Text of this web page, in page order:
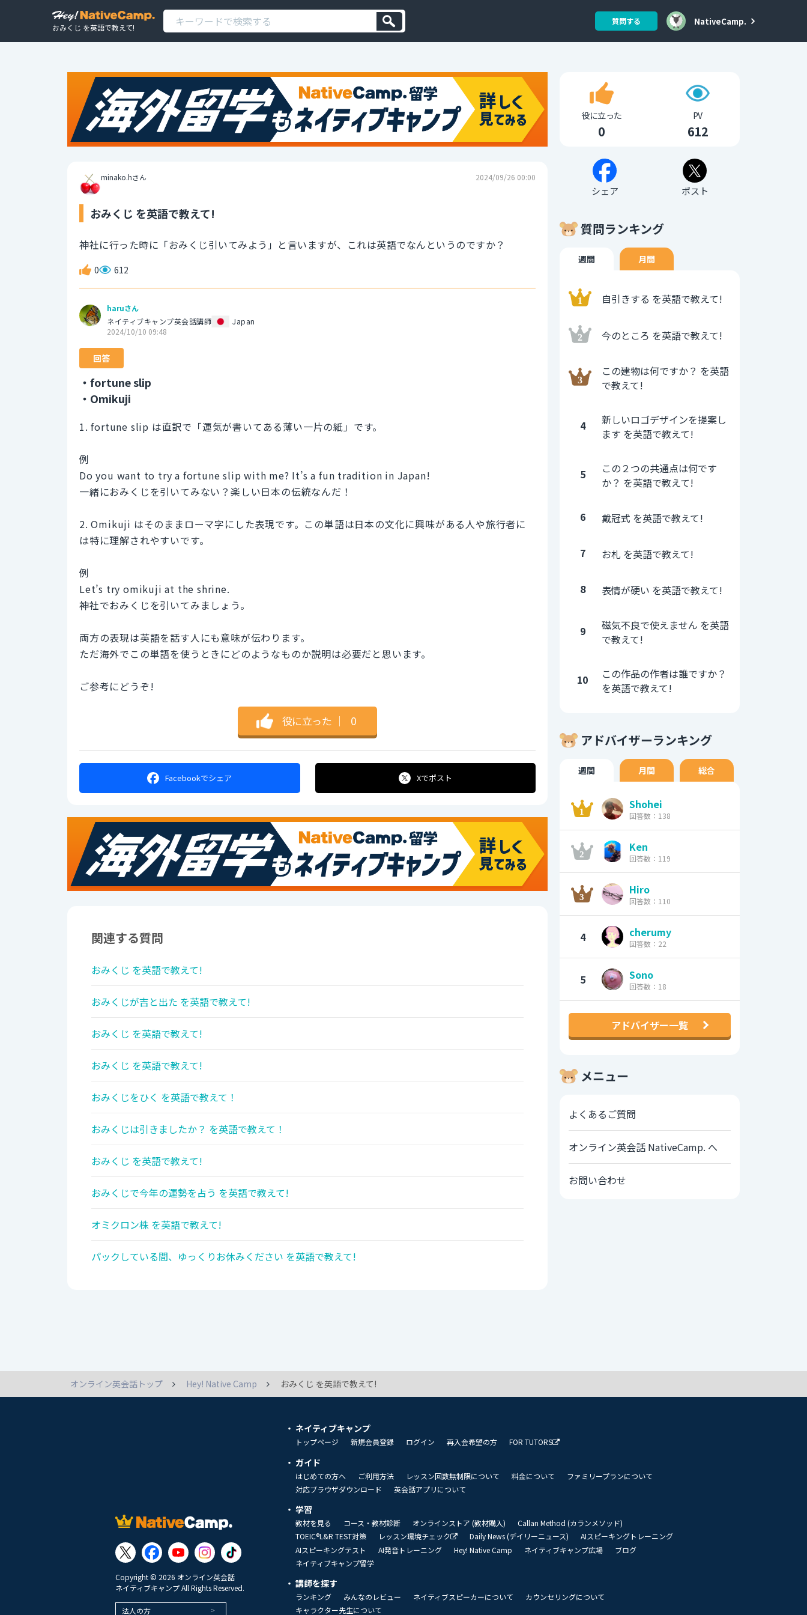
おみくじ を英語で教えて!
質問する NativeCamp.
minako.hさん 2024/09/26 00:00
おみくじ を英語で教えて!
神社に行った時に「おみくじ引いてみよう」と言いますが、これは英語でなんというのですか？
0 612
haruさん
ネイティブキャンプ英会話講師
Japan
2024/10/10 09:48
回答
・fortune slip
・Omikuji
1. fortune slip は直訳で「運気が書いてある薄い一片の紙」です。
例
Do you want to try a fortune slip with me? It’s a fun tradition in Japan!
一緒におみくじを引いてみない？楽しい日本の伝統なんだ！
2. Omikuji はそのままローマ字にした表現です。この単語は日本の文化に興味がある人や旅行者に
は特に理解されやすいです。
例
Let’s try omikuji at the shrine.
神社でおみくじを引いてみましょう。
両方の表現は英語を話す人にも意味が伝わります。
ただ海外でこの単語を使うときにどのようなものか説明は必要だと思います。
ご参考にどうぞ!
役に立った ｜ 0
Facebookでシェア Xでポスト
関連する質問
おみくじ を英語で教えて!
おみくじが吉と出た を英語で教えて!
おみくじ を英語で教えて!
おみくじ を英語で教えて!
おみくじをひく を英語で教えて！
おみくじは引きましたか？ を英語で教えて！
おみくじ を英語で教えて!
おみくじで今年の運勢を占う を英語で教えて!
オミクロン株 を英語で教えて!
パックしている間、ゆっくりお休みください を英語で教えて!
役に立った
0
PV
612
シェア ポスト
質問ランキング
週間 月間
自引きする を英語で教えて!
今のところ を英語で教えて!
この建物は何ですか？ を英語
で教えて!
4
新しいロゴデザインを提案し
ます を英語で教えて!
5
この２つの共通点は何です
か？ を英語で教えて!
6 戴冠式 を英語で教えて!
7 お札 を英語で教えて!
8 表情が硬い を英語で教えて!
9
磁気不良で使えません を英語
で教えて!
10
この作品の作者は誰ですか？
を英語で教えて!
アドバイザーランキング
週間 月間 総合
Shohei
回答数：138
Ken
回答数：119
Hiro
回答数：110
4 cherumy
回答数：22
5 Sono
回答数：18
アドバイザー一覧
メニュー
よくあるご質問
オンライン英会話 NativeCamp. へ
お問い合わせ
オンライン英会話トップ Hey! Native Camp おみくじ を英語で教えて!
Copyright © 2026 オンライン英会話
ネイティブキャンプ All Rights Reserved.
法人の方
ネイティブキャンプ
トップページ 新規会員登録 ログイン 再入会希望の方 FOR TUTORS
ガイド
はじめての方へ ご利用方法 レッスン回数無制限について 料金について
ファミリープランについて
対応ブラウザダウンロード
英会話アプリについて
学習
教材を見る コース・教材診断 オンラインストア (教材購入)
Callan Method (カランメソッド)
TOEIC®L&R TEST対策
レッスン環境チェック Daily News (デイリーニュース)
AIスピーキングトレーニング
AIスピーキングテスト
AI発音トレーニング Hey! Native Camp ネイティブキャンプ広場
ブログ
ネイティブキャンプ留学
講師を探す
ランキング みんなのレビュー ネイティブスピーカーについて
カウンセリングについて
キャラクター先生について